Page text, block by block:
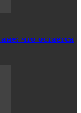
что остается